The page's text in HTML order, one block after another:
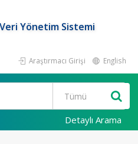
Yönetim Sistemi
Araştırmacı Girişi English
Detaylı Arama